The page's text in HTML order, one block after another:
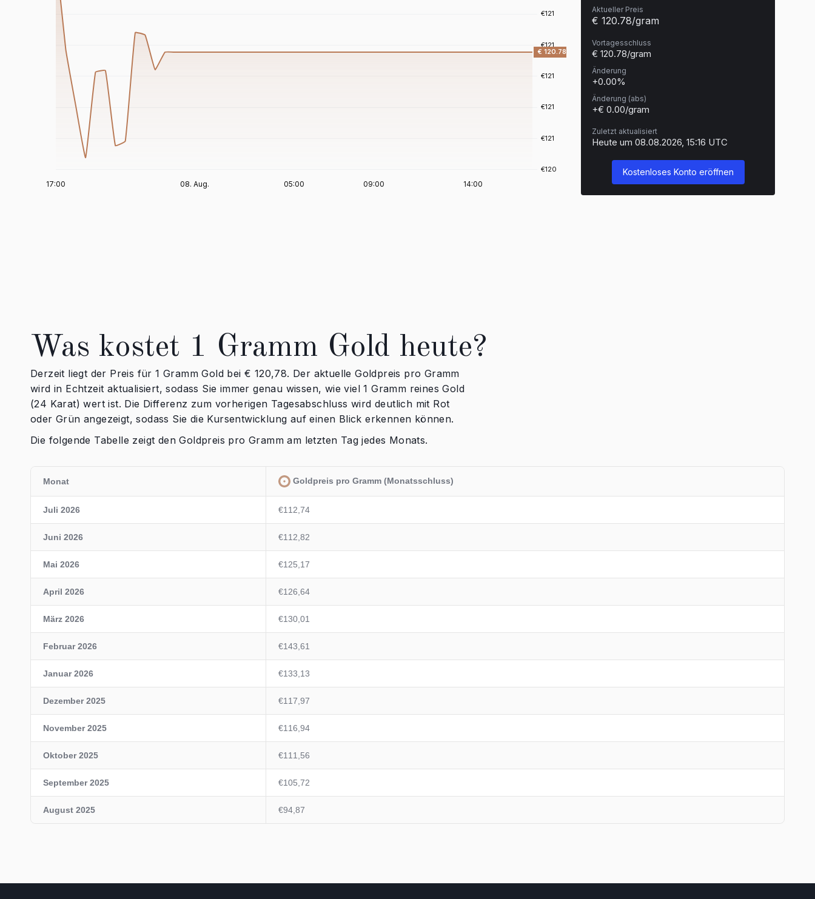
Aktueller Preis
€ 120.78/gram
Vortagesschluss
€ 120.78/gram
Änderung
+0.00%
Änderung (abs)
+€ 0.00/gram
Zuletzt aktualisiert
Heute um 08.08.2026, 15:16 UTC
Kostenloses Konto eröffnen
Was kostet 1 Gramm Gold heute?
Derzeit liegt der Preis für 1 Gramm Gold bei € 120,78. Der aktuelle Goldpreis pro Gramm
wird in Echtzeit aktualisiert, sodass Sie immer genau wissen, wie viel 1 Gramm reines Gold
(24 Karat) wert ist. Die Differenz zum vorherigen Tagesabschluss wird deutlich mit Rot
oder Grün angezeigt, sodass Sie die Kursentwicklung auf einen Blick erkennen können.
Die folgende Tabelle zeigt den Goldpreis pro Gramm am letzten Tag jedes Monats.
Monat Goldpreis pro Gramm (Monatsschluss)
Juli 2026 €112,74
Juni 2026 €112,82
Mai 2026 €125,17
April 2026 €126,64
März 2026 €130,01
Februar 2026 €143,61
Januar 2026 €133,13
Dezember 2025 €117,97
November 2025 €116,94
Oktober 2025 €111,56
September 2025 €105,72
August 2025 €94,87